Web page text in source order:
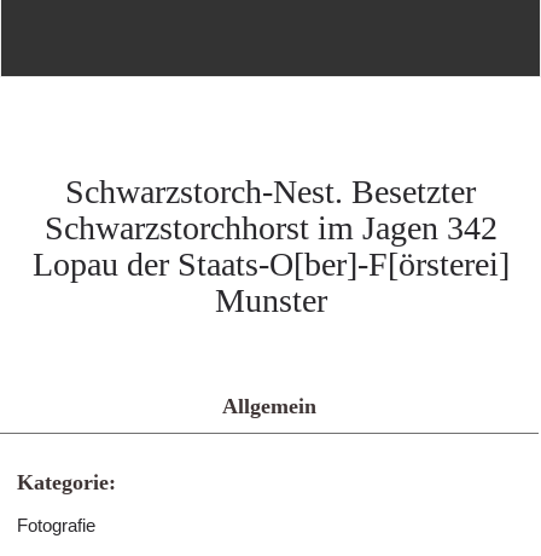
Schwarzstorch-Nest. Besetzter
Schwarzstorchhorst im Jagen 342
Lopau der Staats-O[ber]-F[örsterei]
Munster
Allgemein
Kategorie:
Fotografie